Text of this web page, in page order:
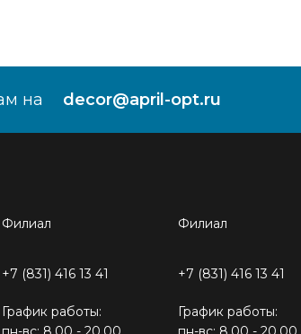
на decor@april-opt.ru
Филиал
+7 (831) 416 13 41
График работы:
Филиал
+7 (831) 416 13 41
График работы: